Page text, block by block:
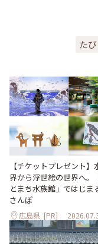
た
【チケットプレゼント】
界から浮世絵の世界へ。
とまち水族館」ではじま
さんぽ
広島県 [PR]